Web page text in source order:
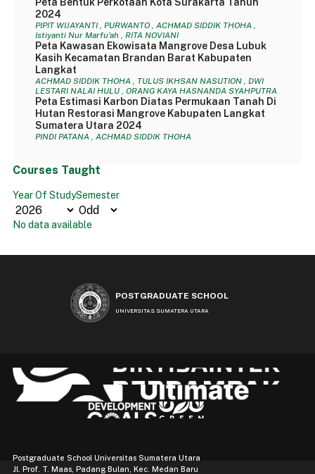
2024
PIPIT WIJAYANTI , PURWANTO , ACHMAD SIDDIK THOHA ,
Istiyanti Nur Marfu'ah , RITA NOVIANI
Peta Kawasan Ekowisata Mangrove Desa Lubuk
Kasih Kecamatan Brandan Barat Kabupaten
Langkat
ACHMAD SIDDIK THOHA , TULUS IKHSAN NASUTION , DWI
LESTARI NALAI HULU , ORANG KAYA HASNANDA SYAHPUTRA
Peta Estimasi Karbon Diatas Permukaan Tanah Di
Hutan Restorasi Mangrove Kabupaten Langkat
Sumatera Utara 2024
PINDI PATANA , ACHMAD SIDDIK THOHA
Courses Taught
Year Of StudySemester
No data available
POSTGRADUATE SCHOOL
UNIVERSITAS SUMATERA UTARA
Postgraduate School Universitas Sumatera Utara
Jl. Prof. T. Maas, Padang Bulan, Kec. Medan Baru